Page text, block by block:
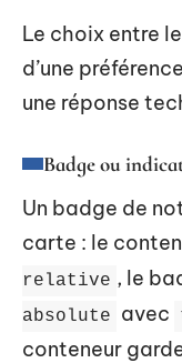
Le choix entre
d’une
une réponse
Badge ou
Un badge de
carte : le
relative , le
absolute
avec
conteneur